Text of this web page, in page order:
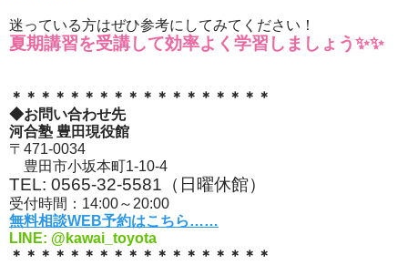
迷っている方はぜひ参考にしてみてください！
夏期講習を受講して効率よく学習しましょう✨✨
＊＊＊＊＊＊＊＊＊＊＊＊＊＊＊＊＊＊
◆お問い合わせ先
河合塾 豊田現役館
〒471-0034
豊田市小坂本町1-10-4
TEL: 0565-32-5581（日曜休館）
受付時間：14:00～20:00
無料相談WEB予約はこちら……
LINE: @kawai_toyota
＊＊＊＊＊＊＊＊＊＊＊＊＊＊＊＊＊＊